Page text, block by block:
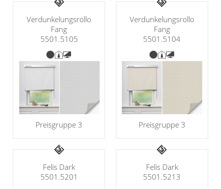
Stoffe
Panneaux
Verdunkelungsrollo
Fang
5501.5105
Preisgruppe 3
Verdunkelungsrollo
Fang
5501.5104
Preisgruppe 3
Felis Dark
5501.5201
Felis Dark
5501.5213